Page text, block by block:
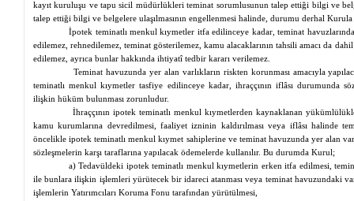
kayıt kuruluşu ve tapu sicil müdürlükleri teminat sorumlusunun talep ettiği bilgi ve
talep ettiği bilgi ve belgelere ulaşılmasının engellenmesi halinde, durumu derhal
İpotek teminatlı menkul kıymetler itfa edilinceye kadar, teminat
edilemez,rehnedilemez , teminat gösterilemez, kamu alacaklarının tahsili amacı da
edilemez, ayrıca bunlar hakkında ihtiyatî tedbir kararı verilemez.
Teminat havuzunda yer alan varlıkların riskten korunması amacıyla
teminatlı menkul kıymetler tasfiye edilinceye kadar, ihraççının iflâsı durumunda
ilişkin hüküm bulunması zorunludur.
İhraççının ipotek teminatlı menkul kıymetlerden kaynaklanan
kamu kurumlarına devredilmesi, faaliyet izninin kaldırılması veya iflâsı halinde
öncelikle ipotek teminatlı menkul kıymet sahiplerine ve teminat havuzunda yer alan
sözleşmelerin karşı taraflarına yapılacak ödemelerde kullanılır. Bu durumda Kurul;
a) Tedavüldeki ipotek teminatlı menkul kıymetlerin erken itfa edilmesi,
ile bunlara ilişkin işlemleri yürütecek bir idareci atanması veya teminat havuzundaki
işlemlerin Yatırımcıları Koruma Fonu tarafından yürütülmesi,